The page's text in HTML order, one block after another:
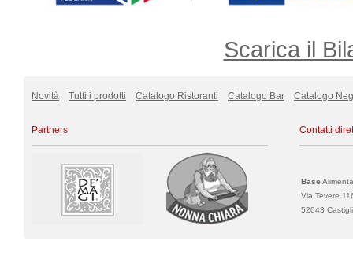
Scarica il
Novità Tutti i prodotti Catalogo Ristoranti Catalogo Bar Catalogo
Partners Contatti
Base
Via Tevere
52043